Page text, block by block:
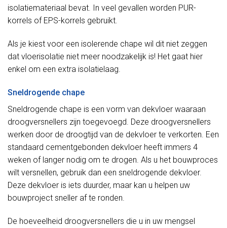
isolatiemateriaal bevat. In veel gevallen worden PUR-
korrels of EPS-korrels gebruikt.
Als je kiest voor een isolerende chape wil dit niet zeggen
dat vloerisolatie niet meer noodzakelijk is! Het gaat hier
enkel om een extra isolatielaag.
Sneldrogende chape
Sneldrogende chape is een vorm van dekvloer waaraan
droogversnellers zijn toegevoegd. Deze droogversnellers
werken door de droogtijd van de dekvloer te verkorten. Een
standaard cementgebonden dekvloer heeft immers 4
weken of langer nodig om te drogen. Als u het bouwproces
wilt versnellen, gebruik dan een sneldrogende dekvloer.
Deze dekvloer is iets duurder, maar kan u helpen uw
bouwproject sneller af te ronden.
De hoeveelheid droogversnellers die u in uw mengsel